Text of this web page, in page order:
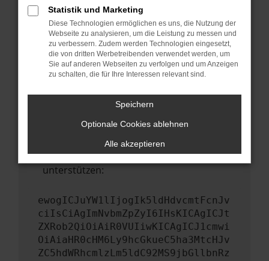
sind.
Veraltete Software birgt nicht nur ein
Sicherheitsrisiko, sondern kann auch dazu
führen, dass bestimmte Funktionen nicht
mehr unterstützt werden.
Wenn du alle oben genannten Schritte
versucht hast, kontaktiere uns bitte. Wir
werden versuchen, das Problem zu
beheben. Du kannst uns diesen Text
schicken, um uns bei der Fehlersuche zu
unterstützen:
ewogICJuYW1lIjogIk5ldHdvcmtFcnJv
ciIsCiAgImNvbmZpZyI6IHsKICAgICJt
ZXRob2QiOiAiR0VUIiwKICAgICJ1cmwi
OiAiaHR0cHM6Ly9hcGkueC5ha3MtcHJv
ZC5hdWRhcmlzLm5ldC92MS9jbGllbnRz
Statistik und Marketing
Diese Technologien ermöglichen es uns, die Nutzung der
Webseite zu analysieren, um die Leistung zu messen und
zu verbessern. Zudem werden Technologien eingesetzt,
die von dritten Werbetreibenden verwendet werden, um
Sie auf anderen Webseiten zu verfolgen und um Anzeigen
zu schalten, die für Ihre Interessen relevant sind.
Speichern
Optionale Cookies ablehnen
Alle akzeptieren